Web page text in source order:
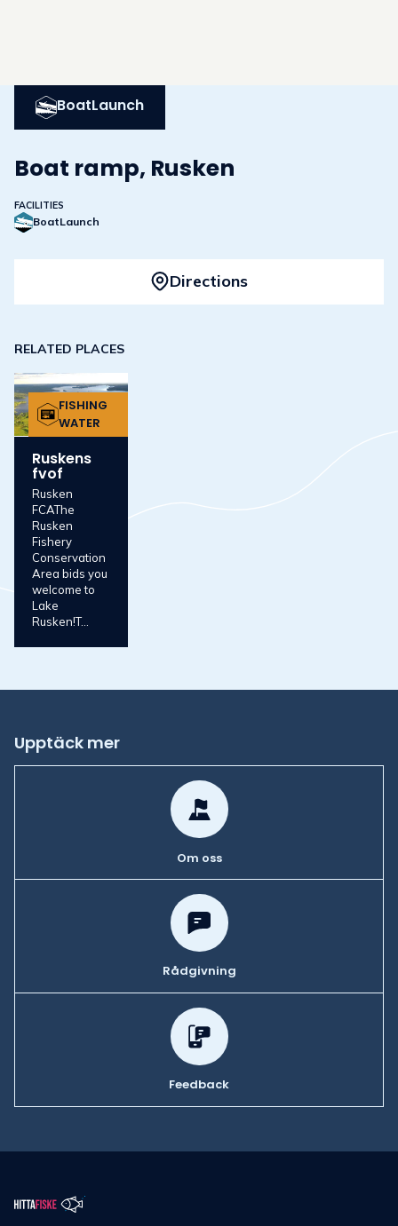
BoatLaunch
Boat ramp, Rusken
FACILITIES
BoatLaunch
Directions
RELATED PLACES
FISHING
WATER
Ruskens
fvof
Rusken
FCAThe
Rusken
Fishery
Conservation
Area bids you
welcome to
Lake
Rusken!T...
Upptäck mer
Om oss
Rådgivning
Feedback